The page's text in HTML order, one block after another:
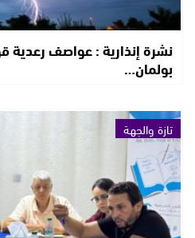
نشرة إنذارية : عواصف رعدية
بولمان…
تازة والجهة